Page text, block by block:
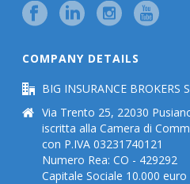
COMPANY DETAILS
BIG INSURANCE BROKERS
Via Trento 25, 22030
iscritta alla Camera di
con P.IVA 03231740121
Numero Rea: CO - 429292
Capitale Sociale 10.000 euro